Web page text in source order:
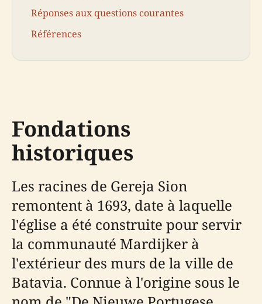
Réponses aux questions courantes
Références
Fondations
historiques
Les racines de Gereja Sion
remontent à 1693, date à laquelle
l'église a été construite pour servir
la communauté Mardijker à
l'extérieur des murs de la ville de
Batavia. Connue à l'origine sous le